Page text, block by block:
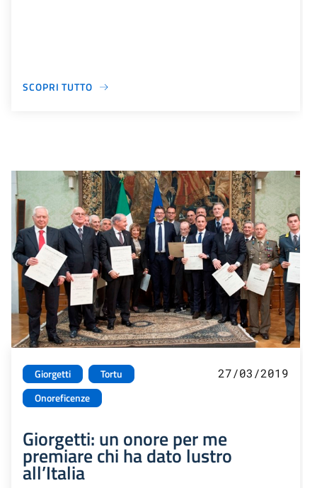
SCOPRI TUTTO
Giorgetti
Tortu
Onoreficenze
27/03/2019
Giorgetti: un onore per me
premiare chi ha dato lustro
all’Italia